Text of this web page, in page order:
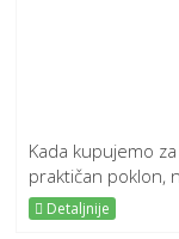
Kada kupujemo
praktičan poklon,
Detaljnije